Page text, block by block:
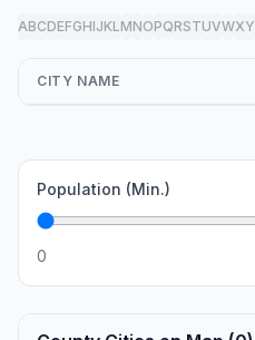
ABCDEFGHIJKLMNOPQRSTUVWXY
CITY NAME
Population (Min.)
0